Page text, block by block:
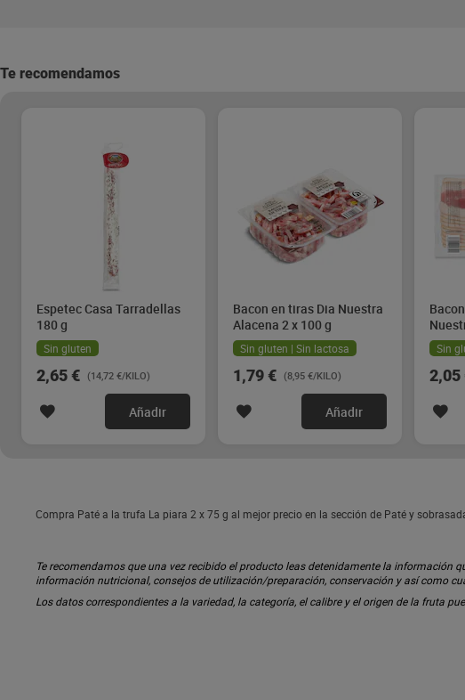
Te recomendamos
Espetec Casa Tarradellas
180 g
Sin gluten
2,65 € (14,72 €/KILO)
Añadir
Bacon en tiras Dia Nuestra
Alacena 2 x 100 g
Sin gluten | Sin lactosa
1,79 € (8,95 €/KILO)
Añadir
Sin
2,05
Compra Paté a la trufa La piara 2 x 75 g al mejor precio en la sección de Paté y
Te recomendamos que una vez recibido el producto leas detenidamente la información
información nutricional, consejos de utilización/preparación, conservación y así como
Los datos correspondientes a la variedad, la categoría, el calibre y el origen de la fruta